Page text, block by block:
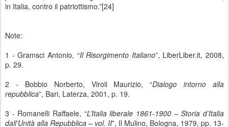
in Italia, contro il patriottismo.”[24]
Note:
1 - Gramsci Antonio, “Il Risorgimento Italiano”, LiberLiber.it, 2008,
p. 29.
2 - Bobbio Norberto, Viroli Maurizio, “Dialogo intorno alla
repubblica”, Bari, Laterza, 2001, p. 19.
3 - Romanelli Raffaele, “L’Italia liberale 1861-1900 – Storia d’Italia
dall’Unità alla Repubblica – vol. II”, Il Mulino, Bologna, 1979, pp. 13-